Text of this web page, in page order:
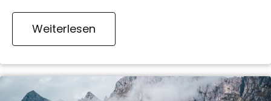
Weiterlesen